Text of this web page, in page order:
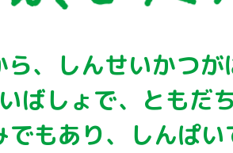
、しんせいかつが
ばしょで、 ともだ
もあり、
しんぱい